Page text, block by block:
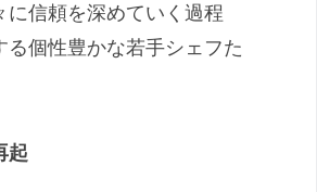
信頼を深めていく過程
個性豊かな若手シェフた
起